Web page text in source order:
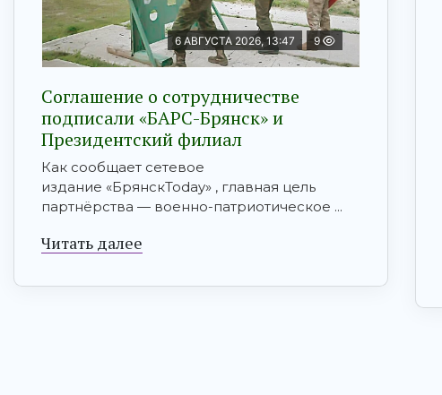
6 АВГУСТА 2026, 13:47 9
Соглашение о сотрудничестве
подписали «БАРС-Брянск» и
Президентский филиал
Как сообщает сетевое
издание «БрянскToday» , главная цель
партнёрства — военно-патриотическое ...
Читать далее